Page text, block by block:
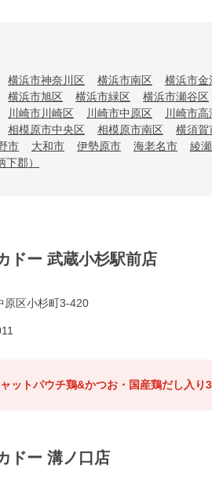
横浜市神奈川区 横浜市南区
横浜市金
横浜市旭区 横浜市緑区
横浜市瀬谷区
川崎市川崎区 川崎市中原区
川崎市高
相模原市中央区 相模原市南区
横須賀
市 大和市 伊勢原市 海老名市
綾
郡）
ドー 武蔵小杉駅前店
原区小杉町3-420
ットパウチ鶏&かつお・国産鶏だし入り
ドー 溝ノ口店